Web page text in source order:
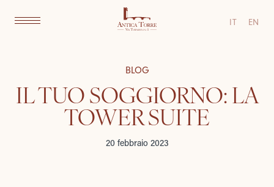
IT EN
BLOG
IL TUO SOGGIORNO: LA
TOWER SUITE
20 febbraio 2023